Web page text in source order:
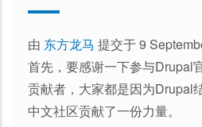
由 东方龙马 提交于 9
首先，要感谢一下参与Drupal
贡献者，大家都是因为Drupal
中文社区贡献了一份力量。